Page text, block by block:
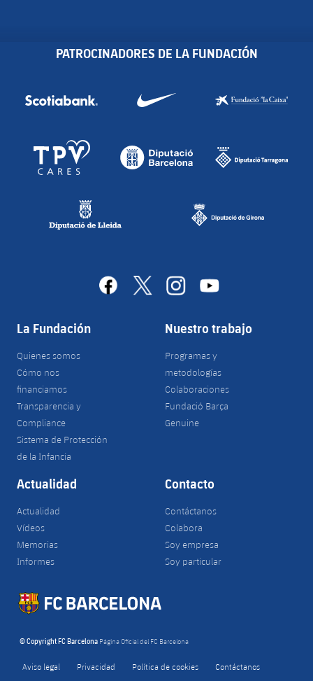
PATROCINADORES DE LA FUNDACIÓN
facebook
x instagramyoutube
La Fundación
Quienes somos
Cómo nos
financiamos
Transparencia y
Compliance
Sistema de Protección
de la Infancia
Nuestro trabajo
Programas y
metodologías
Colaboraciones
Fundació Barça
Genuine
Actualidad
Actualidad
Vídeos
Memorias
Informes
Contacto
Contáctanos
Colabora
Soy empresa
Soy particular
© Copyright FC Barcelona Página Oficial del FC Barcelona
Aviso legal Privacidad Política de cookies Contáctanos